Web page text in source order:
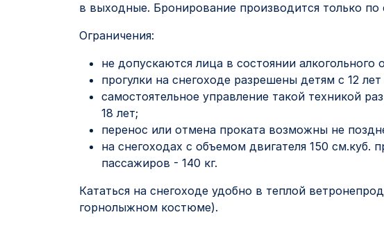
в выходные. Бронирование производится только по
Ограничения:
не допускаются лица в состоянии алкогольного
прогулки на снегоходе разрешены детям с 12
самостоятельное управление такой техникой
18 лет;
перенос или отмена проката возможны не
на снегоходах с объемом двигателя 150 см.куб.
пассажиров - 140 кг.
Кататься на снегоходе удобно в теплой
горнолыжном костюме).